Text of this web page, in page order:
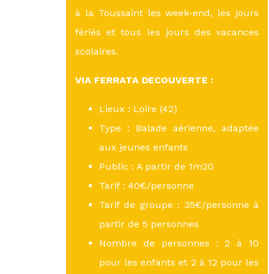
à la Toussaint les week-end, les jours
fériés et tous les jours des vacances
scolaires.
VIA FERRATA DECOUVERTE :
Lieux : Loire (42)
Type : Balade aérienne, adaptée
aux jeunes enfants
Public : A partir de 1m20
Tarif : 40€/personne
Tarif de groupe : 35€/personne à
partir de 5 personnes
Nombre de personnes : 2 à 10
pour les enfants et 2 à 12 pour les